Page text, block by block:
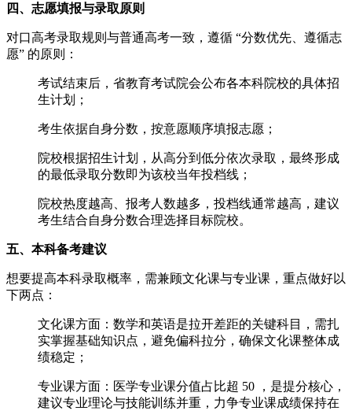
四、志愿填报与录取原则
对口高考录取规则与普通高考一致，遵循 “分数优先、遵循志
愿” 的原则：
考试结束后，省教育考试院会公布各本科院校的具体招
生计划；
考生依据自身分数，按意愿顺序填报志愿；
院校根据招生计划，从高分到低分依次录取，最终形成
的最低录取分数即为该校当年投档线；
院校热度越高、报考人数越多，投档线通常越高，建议
考生结合自身分数合理选择目标院校。
五、本科备考建议
想要提高本科录取概率，需兼顾文化课与专业课，重点做好以
下两点：
文化课方面：数学和英语是拉开差距的关键科目，需扎
实掌握基础知识点，避免偏科拉分，确保文化课整体成
绩稳定；
专业课方面：医学专业课分值占比超 50 ，是提分核心，
建议专业理论与技能训练并重，力争专业课成绩保持在